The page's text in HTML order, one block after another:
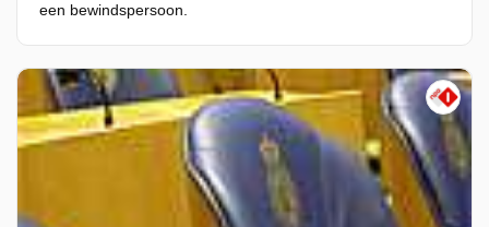
een bewindspersoon.